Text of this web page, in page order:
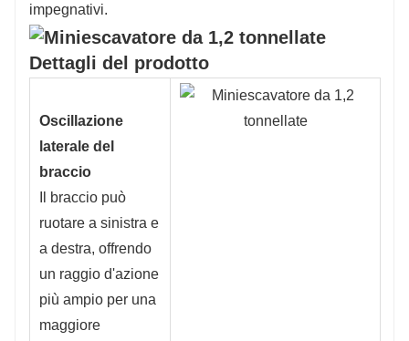
impegnativi.
Dettagli del prodotto
Oscillazione
laterale del
braccio
Il braccio può
ruotare a sinistra e
a destra, offrendo
un raggio d'azione
più ampio per una
maggiore